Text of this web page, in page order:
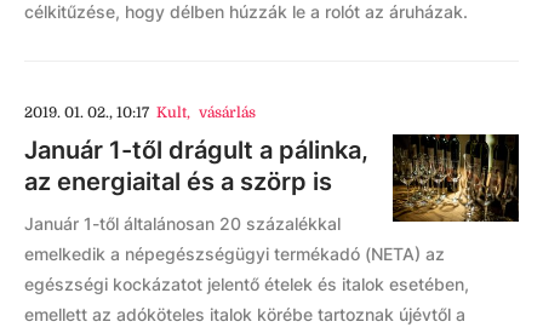
célkitűzése, hogy délben húzzák le a rolót az áruházak.
2019. 01. 02., 10:17 Kult, vásárlás
Január 1-től drágult a pálinka,
az energiaital és a szörp is
Január 1-től általánosan 20 százalékkal
emelkedik a népegészségügyi termékadó (NETA) az
egészségi kockázatot jelentő ételek és italok esetében,
emellett az adóköteles italok körébe tartoznak újévtől a